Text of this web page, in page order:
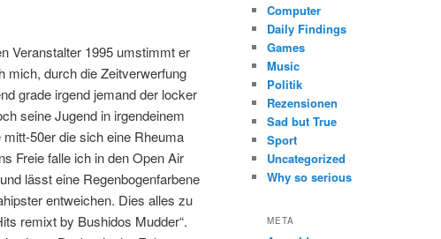
Veranstalter 1995 umstimmt er
mich, durch die Zeitverwerfung
grade irgend jemand der locker
seine Jugend in irgendeinem
50er die sich eine Rheuma
Freie falle ich in den Open Air
lässt eine Regenbogenfarbene
entweichen. Dies alles zu
remixt by Bushidos Mudder“.
Computer
Daily Findings
Games
Music
Politik
Rezensionen
Sad but True
Sport
Uncategorized
Why so serious
META